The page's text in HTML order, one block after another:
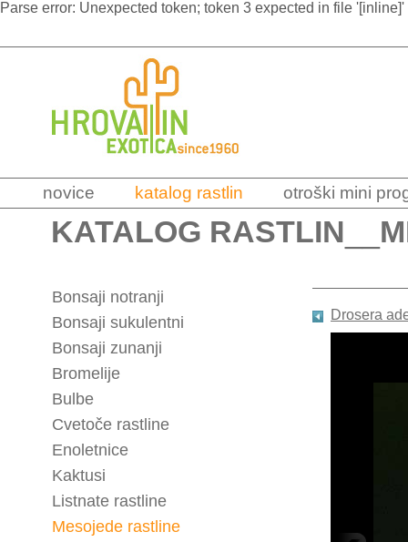
Parse error: Unexpected token; token 3 expected in file
novice katalog rastlin otroški mini
KATALOG RASTLIN
Bonsaji notranji
Bonsaji sukulentni
Bonsaji zunanji
Bromelije
Bulbe
Cvetoče rastline
Enoletnice
Kaktusi
Listnate rastline
Mesojede rastline
Drosera